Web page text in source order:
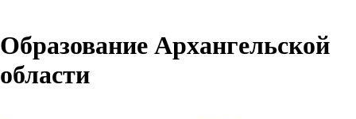
Образование Архангельской
области